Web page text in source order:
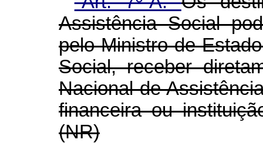
Assistência Social
pelo Ministro de
Social, receber
Nacional de
financeira ou
(NR)